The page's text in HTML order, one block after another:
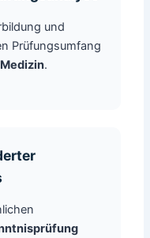
und
Prüfungsumfang
.